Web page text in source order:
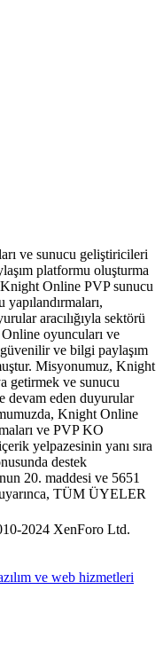
ve sunucu geliştiricileri
platformu oluşturma
Online PVP sunucu
aracılığıyla sektörü
oyuncuları ve
ve bilgi paylaşım
Misyonumuz, Knight
getirmek ve sunucu
devam eden duyurular
Knight Online
ve PVP KO
yelpazesinin yanı sıra
destek
20. maddesi ve 5651
uyarınca, TÜM ÜYELER
2024 XenForo Ltd.
ve web hizmetleri